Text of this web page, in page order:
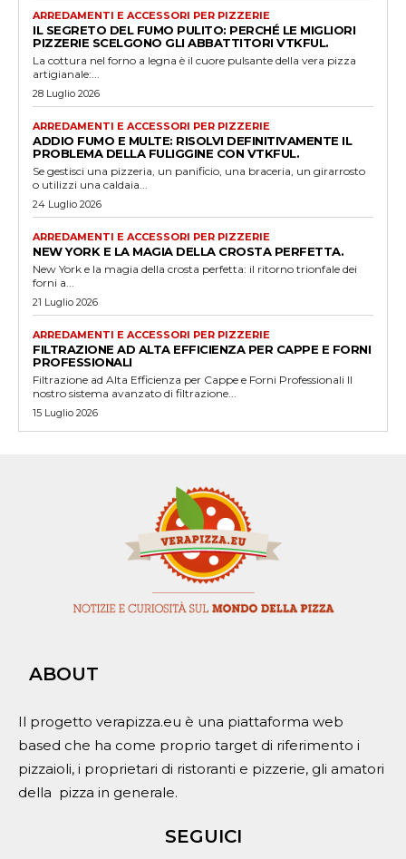
ARREDAMENTI E ACCESSORI PER PIZZERIE
IL SEGRETO DEL FUMO PULITO: PERCHÉ LE MIGLIORI
PIZZERIE SCELGONO GLI ABBATTITORI VTKFUL.
La cottura nel forno a legna è il cuore pulsante della vera pizza
artigianale:...
28 Luglio 2026
ARREDAMENTI E ACCESSORI PER PIZZERIE
ADDIO FUMO E MULTE: RISOLVI DEFINITIVAMENTE IL
PROBLEMA DELLA FULIGGINE CON VTKFUL.
Se gestisci una pizzeria, un panificio, una braceria, un girarrosto
o utilizzi una caldaia...
24 Luglio 2026
ARREDAMENTI E ACCESSORI PER PIZZERIE
NEW YORK E LA MAGIA DELLA CROSTA PERFETTA.
New York e la magia della crosta perfetta: il ritorno trionfale dei
forni a...
21 Luglio 2026
ARREDAMENTI E ACCESSORI PER PIZZERIE
FILTRAZIONE AD ALTA EFFICIENZA PER CAPPE E FORNI
PROFESSIONALI
Filtrazione ad Alta Efficienza per Cappe e Forni Professionali Il
nostro sistema avanzato di filtrazione...
15 Luglio 2026
ABOUT
Il progetto verapizza.eu è una piattaforma web
based che ha come proprio target di riferimento i
pizzaioli, i proprietari di ristoranti e pizzerie, gli amatori
della pizza in generale.
SEGUICI